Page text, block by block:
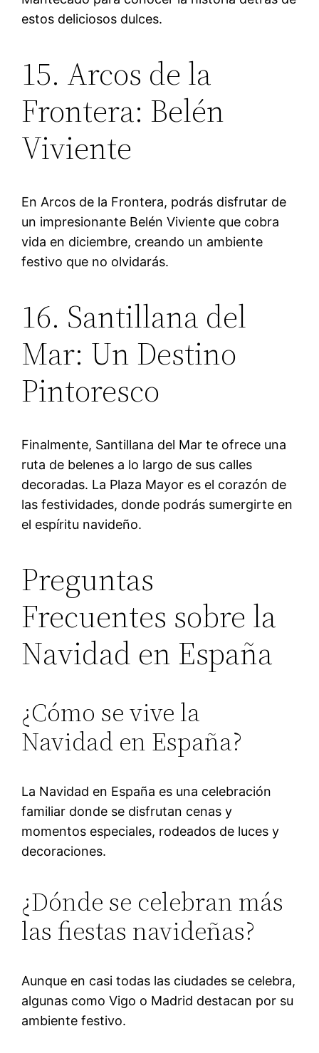
estos deliciosos dulces.
15. Arcos de la
Frontera: Belén
Viviente
En Arcos de la Frontera, podrás disfrutar de
un impresionante Belén Viviente que cobra
vida en diciembre, creando un ambiente
festivo que no olvidarás.
16. Santillana del
Mar: Un Destino
Pintoresco
Finalmente, Santillana del Mar te ofrece una
ruta de belenes a lo largo de sus calles
decoradas. La Plaza Mayor es el corazón de
las festividades, donde podrás sumergirte en
el espíritu navideño.
Preguntas
Frecuentes sobre la
Navidad en España
¿Cómo se vive la
Navidad en España?
La Navidad en España es una celebración
familiar donde se disfrutan cenas y
momentos especiales, rodeados de luces y
decoraciones.
¿Dónde se celebran más
las fiestas navideñas?
Aunque en casi todas las ciudades se celebra,
algunas como Vigo o Madrid destacan por su
ambiente festivo.